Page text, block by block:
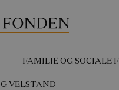
FAMILIE OG SOCIALE
VELSTAND